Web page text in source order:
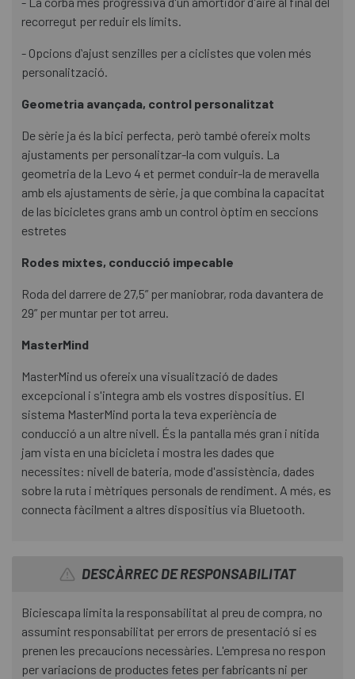
recorregut per reduir els límits.
- Opcions dʻajust senzilles per a ciclistes que volen més
personalització.
Geometria avançada, control personalitzat
De sèrie ja és la bici perfecta, però també ofereix molts
ajustaments per personalitzar-la com vulguis. La
geometria de la Levo 4 et permet conduir-la de meravella
amb els ajustaments de sèrie, ja que combina la capacitat
de las bicicletes grans amb un control òptim en seccions
estretes
Rodes mixtes, conducció impecable
Roda del darrere de 27,5” per maniobrar, roda davantera de
29” per muntar per tot arreu.
MasterMind
MasterMind us ofereix una visualització de dades
excepcional i s'integra amb els vostres dispositius. El
sistema MasterMind porta la teva experiència de
conducció a un altre nivell. És la pantalla més gran i nítida
jam vista en una bicicleta i mostra les dades que
necessites: nivell de bateria, mode d'assistència, dades
sobre la ruta i mètriques personals de rendiment. A més, es
connecta fàcilment a altres dispositius via Bluetooth.
DESCÀRREC DE RESPONSABILITAT
Biciescapa limita la responsabilitat al preu de compra, no
assumint responsabilitat per errors de presentació si es
prenen les precaucions necessàries. L'empresa no respon
per variacions de productes fetes per fabricants ni per